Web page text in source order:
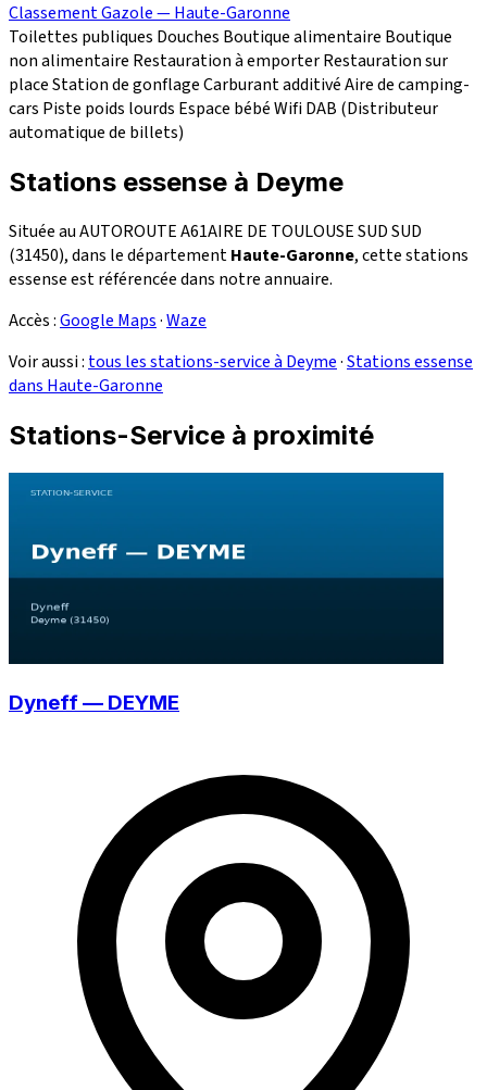
Classement Gazole — Haute-Garonne
Toilettes publiques Douches Boutique alimentaire Boutique
non alimentaire Restauration à emporterRestauration sur
placeStation de gonflageCarburant additivéAire de camping-
cars Piste poids lourds Espace bébéWifiDAB (Distributeur
automatique de billets)
Stations essense à Deyme
Située au AUTOROUTE A61AIRE DE TOULOUSE SUD SUD
(31450), dans le départementHaute-Garonne, cette stations
essense est référencée dans notre annuaire.
Accès :Google Maps·Waze
Voir aussi : tous les stations-service à Deyme·Stations essense
dans Haute-Garonne
Stations-Service à proximité
Dyneff — DEYME